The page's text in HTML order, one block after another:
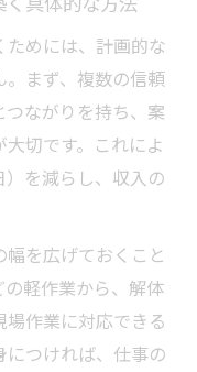
めには、計画的な
まず、複数の信頼
ながりを持ち、案
切です。これによ
を減らし、収入の
を広げておくこと
軽作業から、解体
作業に対応できる
つければ、仕事の